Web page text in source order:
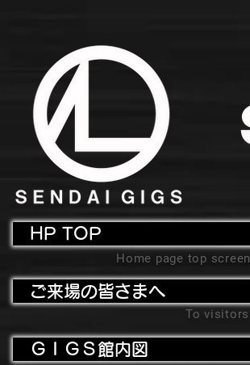
HP TOP
Home page top screen
ご来場の皆さまへ
To visitors
ＧＩＧＳ館内図